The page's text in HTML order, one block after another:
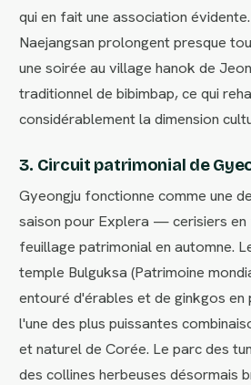
qui en fait une association
Naejangsan prolongent presque
une soirée au village hanok de
traditionnel de bibimbap, ce qui
considérablement la dimension
3. Circuit patrimonial de
Gyeongju fonctionne comme une
saison pour Explera — cerisiers en
feuillage patrimonial en automne.
temple Bulguksa (Patrimoine
entouré d'érables et de ginkgos en
l'une des plus puissantes
et naturel de Corée. Le parc des
des collines herbeuses désormais